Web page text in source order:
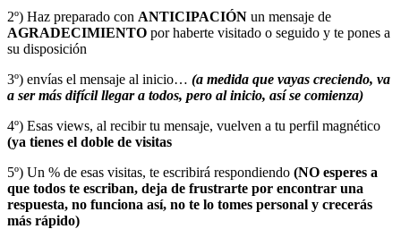
2º) Haz preparado con ANTICIPACIÓN un mensaje de
AGRADECIMIENTO por haberte visitado o seguido y te pones a
su disposición
3º) envías el mensaje al inicio… (a medida que vayas creciendo, va
a ser más difícil llegar a todos, pero al inicio, así se comienza)
4º) Esas views, al recibir tu mensaje, vuelven a tu perfil magnético
(ya tienes el doble de visitas
5º) Un % de esas visitas, te escribirá respondiendo (NO esperes a
que todos te escriban, deja de frustrarte por encontrar una
respuesta, no funciona así, no te lo tomes personal y crecerás
más rápido)